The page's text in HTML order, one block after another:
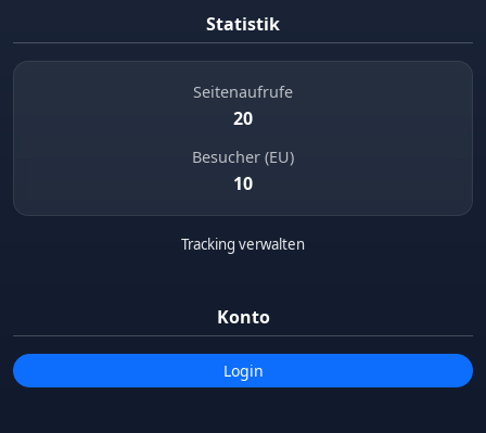
Statistik
Seitenaufrufe
20
Besucher (EU)
10
Tracking verwalten
Konto
Login